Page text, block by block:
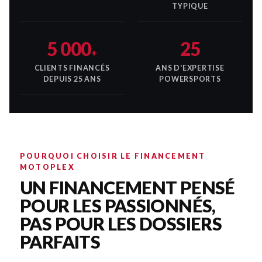
TYPIQUE
5 000+
CLIENTS FINANCÉS
DEPUIS 25 ANS
25
ANS D'EXPERTISE
POWERSPORTS
POURQUOI CHOISIR LE FINANCEMENT
MOTOPLEX
UN FINANCEMENT PENSÉ
POUR LES PASSIONNÉS,
PAS POUR LES DOSSIERS
PARFAITS